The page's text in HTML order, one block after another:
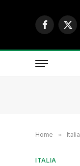
Facebook
X
Home » Italia
ITALIA